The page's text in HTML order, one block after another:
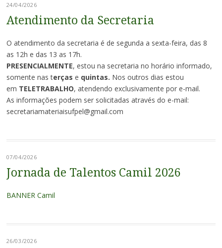
24/04/2026
Atendimento da Secretaria
O atendimento da secretaria é de segunda a sexta-feira, das 8
as 12h e das 13 as 17h.
PRESENCIALMENTE, estou na secretaria no horário informado,
somente nas terças e quintas. Nos outros dias estou
em TELETRABALHO, atendendo exclusivamente por e-mail.
As informações podem ser solicitadas através do e-mail:
secretariamateriaisufpel@gmail.com
07/04/2026
Jornada de Talentos Camil 2026
BANNER Camil
26/03/2026